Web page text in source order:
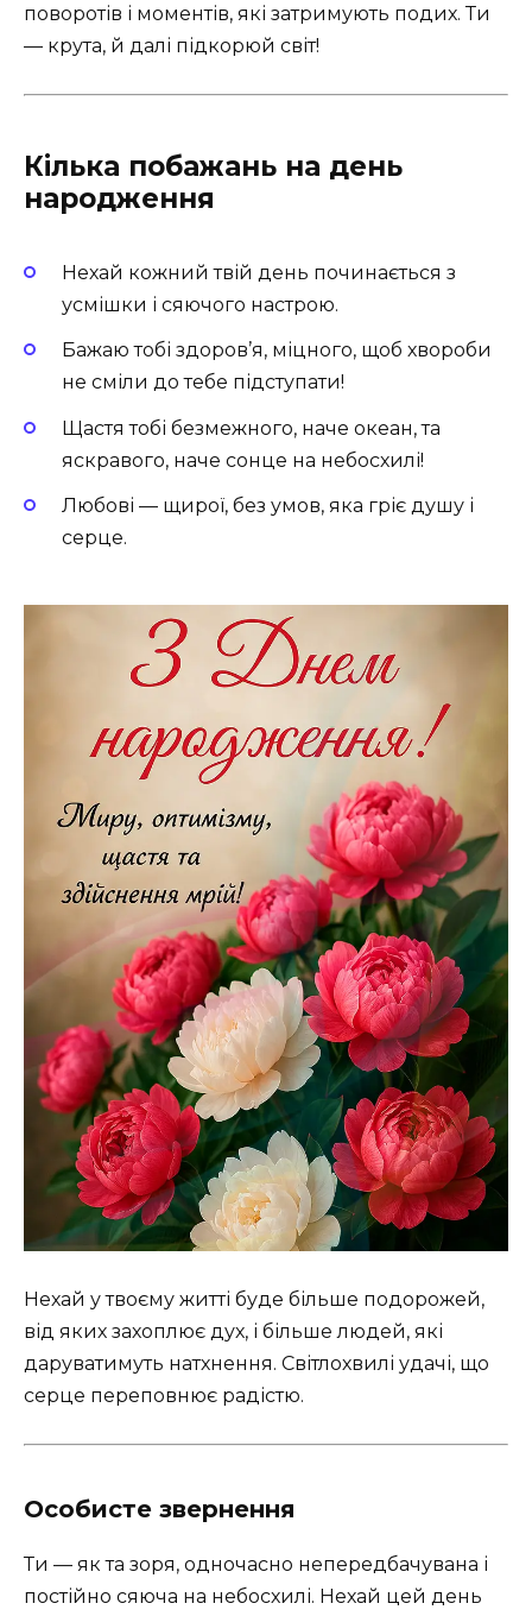
поворотів і моментів, які затримують подих. Ти
— крута, й далі підкорюй світ!
Кілька побажань на день
народження
Нехай кожний твій день починається з
усмішки і сяючого настрою.
Бажаю тобі здоров’я, міцного, щоб хвороби
не сміли до тебе підступати!
Щастя тобі безмежного, наче океан, та
яскравого, наче сонце на небосхилі!
Любові — щирої, без умов, яка гріє душу і
серце.
Нехай у твоєму житті буде більше подорожей,
від яких захоплює дух, і більше людей, які
даруватимуть натхнення. Світлохвилі удачі, що
серце переповнює радістю.
Особисте звернення
Ти — як та зоря, одночасно непередбачувана і
постійно сяюча на небосхилі. Нехай цей день